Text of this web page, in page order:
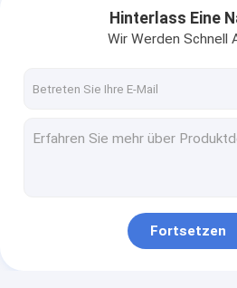
Aufblasschlösser
Aufblasbare Zelte
Hinterlass Eine
Wir Werden Schnell
Fortsetzen